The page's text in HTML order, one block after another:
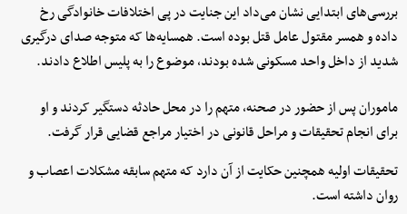
بررسی‌های ابتدایی نشان می‌داد این جنایت در پی اختلافات خانوادگی رخ
داده و همسر مقتول عامل قتل بوده است. همسایه‌ها که متوجه صدای درگیری
شدید از داخل واحد مسکونی شده بودند، موضوع را به پلیس اطلاع دادند.
ماموران پس از حضور در صحنه، متهم را در محل حادثه دستگیر کردند و او
برای انجام تحقیقات و مراحل قانونی در اختیار مراجع قضایی قرار گرفت.
تحقیقات اولیه همچنین حکایت از آن دارد که متهم سابقه مشکلات اعصاب و
روان داشته است.